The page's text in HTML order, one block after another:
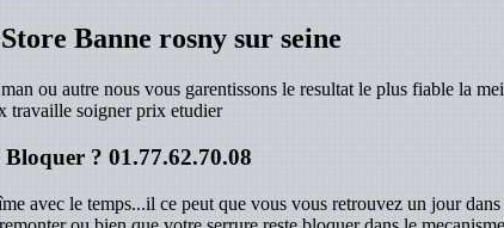
Banne rosny sur seine
ou autre nous vous garentissons le resultat le plus fiable la
travaille soigner prix etudier
Bloquer ?01.77.62.70.08
avec le temps...il ce peut que vous vous retrouvez un jour